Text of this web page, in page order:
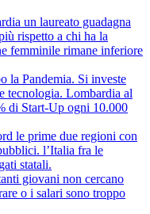
un laureato guadagna
rispetto a chi ha la
femminile rimane inferiore
la Pandemia. Si investe
tecnologia. Lombardia al
di Start-Up ogni 10.000
le prime due regioni con
l’Italia fra le
statali.
giovani non cercano
o i salari sono troppo